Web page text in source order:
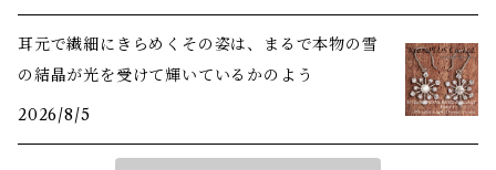
耳元で繊細にきらめくその姿は、まるで本物の雪
の結晶が光を受けて輝いているかのよう
2026/8/5